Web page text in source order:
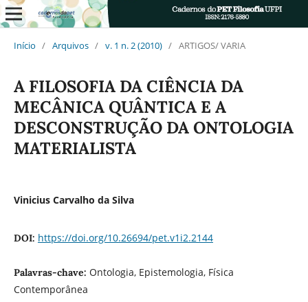
Início / Arquivos / v. 1 n. 2 (2010) / ARTIGOS/ VARIA
A FILOSOFIA DA CIÊNCIA DA
MECÂNICA QUÂNTICA E A
DESCONSTRUÇÃO DA ONTOLOGIA
MATERIALISTA
Vinicius Carvalho da Silva
DOI: https://doi.org/10.26694/pet.v1i2.2144
Palavras-chave: Ontologia, Epistemologia, Física
Contemporânea